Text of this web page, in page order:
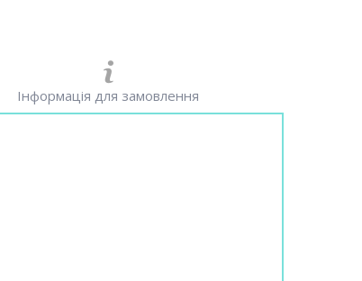
Інформація для замовлення